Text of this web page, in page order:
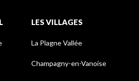
LES VILLAGES
La Plagne Vallée
Champagny-en-Vanoise